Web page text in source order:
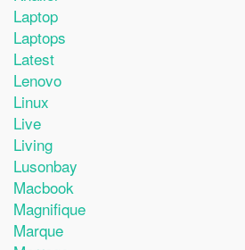
Laptop
Laptops
Latest
Lenovo
Linux
Live
Living
Lusonbay
Macbook
Magnifique
Marque